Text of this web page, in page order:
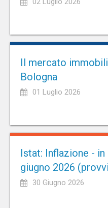
Il mercato
Bologna
01 Luglio 2026
Istat: Inflazione -
giugno 2026
30 Giugno 2026